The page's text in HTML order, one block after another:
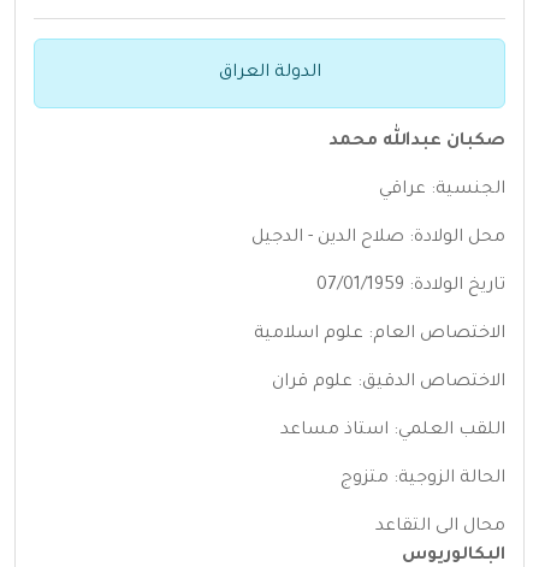
الدولة العراق
صكبان عبدالله محمد
الجنسية: عراقي
محل الولادة: صلاح الدين - الدجيل
تاريخ الولادة: 07/01/1959
الاختصاص العام: علوم اسلامية
الاختصاص الدقيق: علوم قران
اللقب العلمي: استاذ مساعد
الحالة الزوجية: متزوج
محال الى التقاعد
البكالوريوس